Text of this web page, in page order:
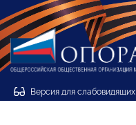
Версия для слабовидящих